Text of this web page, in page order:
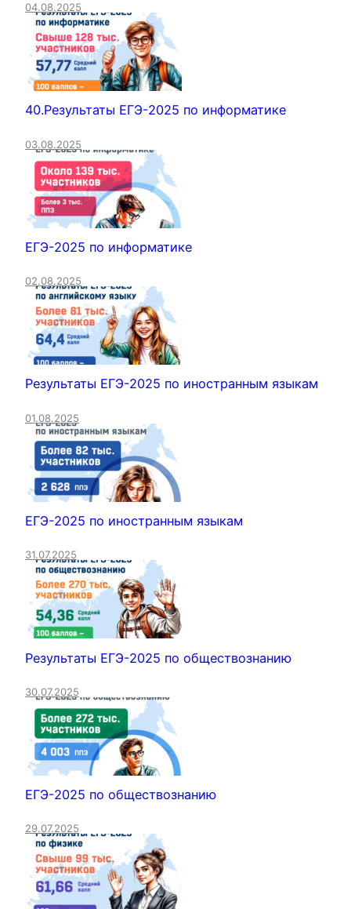
04.08.2025
40.Результаты ЕГЭ-2025 по информатике
03.08.2025
ЕГЭ-2025 по информатике
02.08.2025
Результаты ЕГЭ-2025 по иностранным языкам
01.08.2025
ЕГЭ-2025 по иностранным языкам
31.07.2025
Результаты ЕГЭ-2025 по обществознанию
30.07.2025
ЕГЭ-2025 по обществознанию
29.07.2025